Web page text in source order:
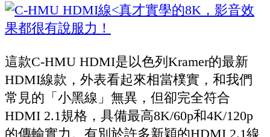
這款C-HMU HDMI是以色列Kramer的最新
HDMI線款，外表看起來相當樸實，和我們
常見的「小黑線」無異，但卻完全符合
HDMI 2.1規格，具備最高8K/60p和4K/120p
的傳輸實力。有別於許多新穎的HDMI 2.1線